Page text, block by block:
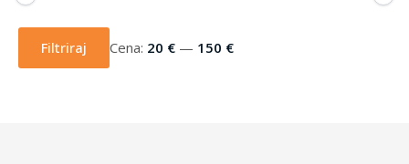
Min
cena
Max
cenaFiltriraj Cena: 20 € — 150 €